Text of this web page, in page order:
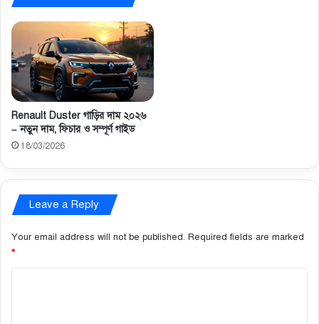
Renault Duster গাড়ির দাম ২০২৬
– নতুন দাম, ফিচার ও সম্পূর্ণ গাইড
18/03/2026
Leave a Reply
Your email address will not be published. Required fields are marked
*